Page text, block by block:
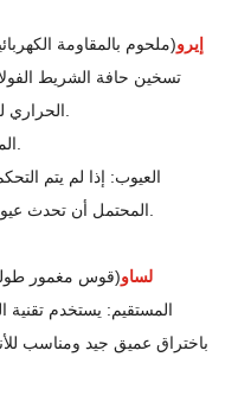
إيرو(ملحوم بالمقاومة
تسخين حافة الشريط
العيوب: إذا لم يتم
لساو(قوس مغمور
المستقيم: يستخدم تقنية
باختراق عميق جيد ومناسب